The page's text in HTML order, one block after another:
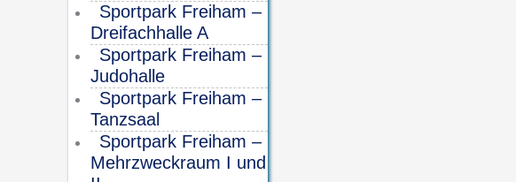
Sportpark Freiham –
Dreifachhalle A
Sportpark Freiham –
Judohalle
Sportpark Freiham –
Tanzsaal
Sportpark Freiham –
Mehrzweckraum I und